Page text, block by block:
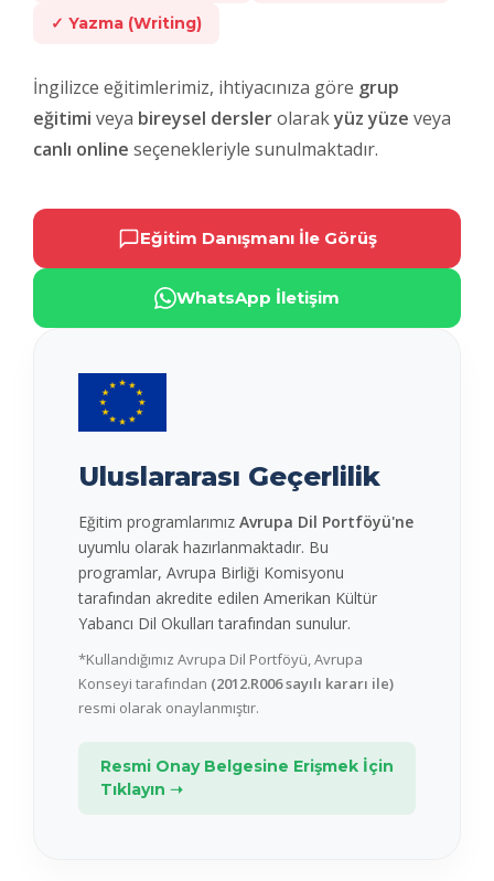
✓ Yazma (Writing)
İngilizce eğitimlerimiz, ihtiyacınıza göre grup
eğitimi veya bireysel derslerolarakyüz yüze veya
canlı online seçenekleriyle sunulmaktadır.
Eğitim Danışmanı İle Görüş
WhatsApp İletişim
Uluslararası Geçerlilik
Eğitim programlarımız Avrupa Dil Portföyü'ne
uyumlu olarak hazırlanmaktadır. Bu
programlar, Avrupa Birliği Komisyonu
tarafından akredite edilen Amerikan Kültür
Yabancı Dil Okulları tarafından sunulur.
*Kullandığımız Avrupa Dil Portföyü, Avrupa
Konseyi tarafından (2012.R006 sayılı kararı ile)
resmi olarak onaylanmıştır.
Resmi Onay Belgesine Erişmek İçin
Tıklayın ➝